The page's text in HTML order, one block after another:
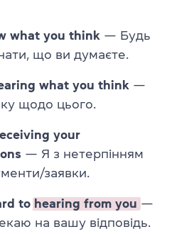
what you think — Будь
що ви думаєте.
what you think —
щодо цього.
your
— Я з нетерпінням
заявки.
to hearing from you —
на вашу відповідь.